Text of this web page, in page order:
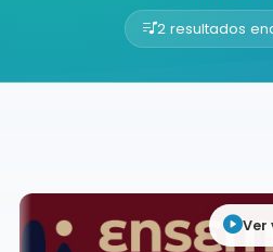
2 resultados
Buscador de músicos
Ver